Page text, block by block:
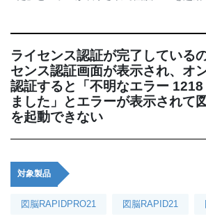
ライセンス認証が完了している
センス認証画面が表示され、オ
認証すると「不明なエラー 1218
ました」とエラーが表示されて
を起動できない
対象製品
図脳RAPIDPRO21 図脳RAPID21